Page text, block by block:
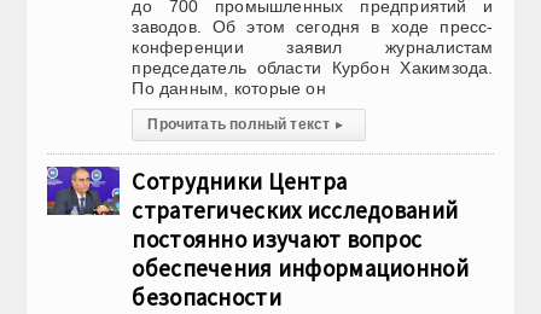
до 700 промышленных предприятий и
заводов. Об этом сегодня в ходе пресс-
конференции заявил журналистам
председатель области Курбон Хакимзода.
По данным, которые он
Прочитать полный текст ▸
Сотрудники Центра
стратегических исследований
постоянно изучают вопрос
обеспечения информационной
безопасности